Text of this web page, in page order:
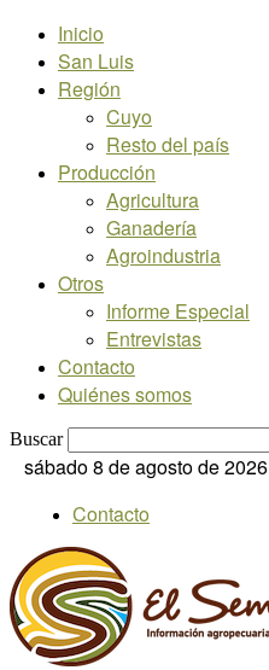
Inicio
San Luis
Región
Cuyo
Resto del país
Producción
Agricultura
Ganadería
Agroindustria
Otros
Informe Especial
Entrevistas
Contacto
Quiénes somos
Buscar
sábado 8 de agosto de 2026
Contacto